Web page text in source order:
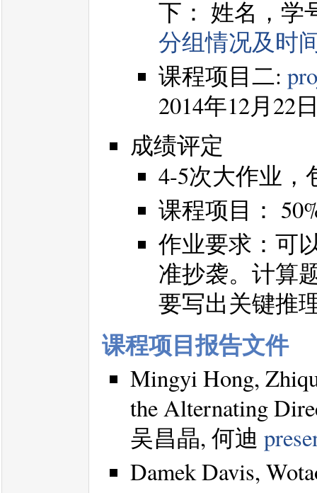
下： 姓名，学
分组情况及时
课程项目二:
2014年12月22
成绩评定
4-5次大作业，
课程项目：
作业要求：可
准抄袭。计算
要写出关键推
课程项目报告文件
Mingyi Hong,
the Alternating
吴昌晶, 何迪
Damek Davis,